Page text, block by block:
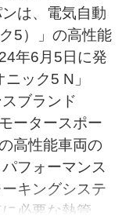
は、電気自動
5）」の高性能
年6月5日に発
ック5 N」
ブランド
ータースポー
高性能車両の
フォーマンス
キングシステ
必要な熱管